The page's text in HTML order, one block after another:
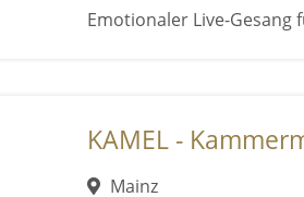
Emotionaler Live-Gesang
KAMEL -
Mainz